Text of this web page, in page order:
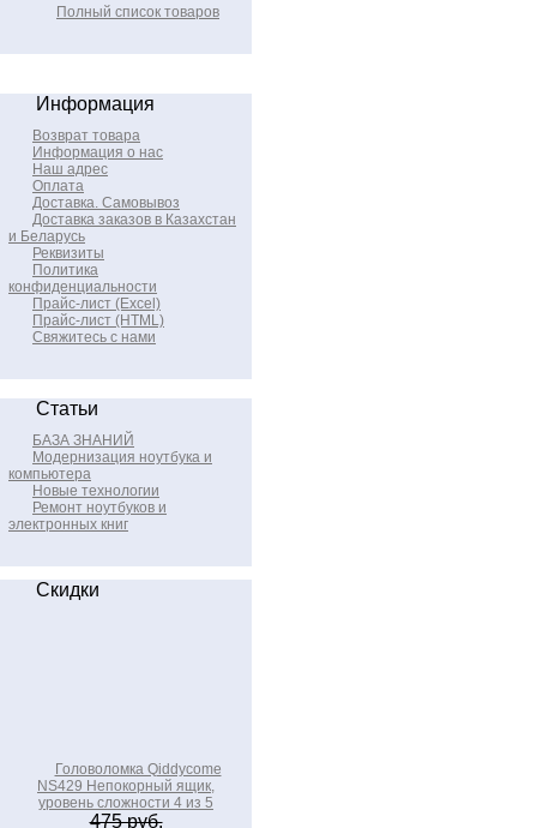
Полный список товаров
Информация
Возврат товара
Информация о нас
Наш адрес
Оплата
Доставка. Самовывоз
Доставка заказов в Казахстан
и Беларусь
Реквизиты
Политика
конфиденциальности
Прайс-лист (Excel)
Прайс-лист (HTML)
Свяжитесь с нами
Статьи
БАЗА ЗНАНИЙ
Модернизация ноутбука и
компьютера
Новые технологии
Ремонт ноутбуков и
электронных книг
Скидки
Головоломка Qiddycome
NS429 Непокорный ящик,
уровень сложности 4 из 5
475 руб.